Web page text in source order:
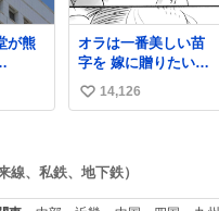
きたい
が熊
無
れで
地震
し
オラは一番美しい苗
字を 嫁に贈りたい
（0/16) #コルクマン
ガ専科
い
数
14,126
線、私鉄、地下鉄）